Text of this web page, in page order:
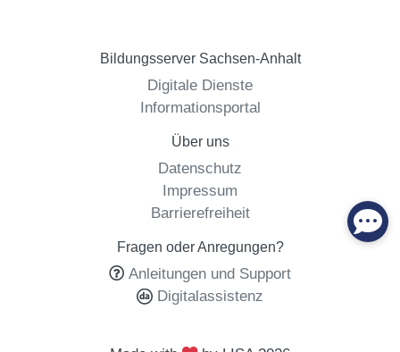
Bildungsserver Sachsen-Anhalt
Digitale Dienste
Informationsportal
Über uns
Datenschutz
Impressum
Barrierefreiheit
Fragen oder Anregungen?
Anleitungen und Support
Digitalassistenz